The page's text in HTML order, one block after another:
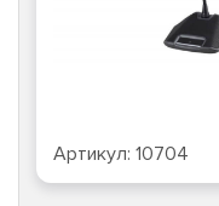
Артикул: 10704